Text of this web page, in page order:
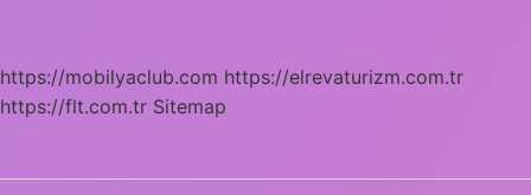
https://mobilyaclub.com https://elrevaturizm.com.tr
https://flt.com.tr Sitemap